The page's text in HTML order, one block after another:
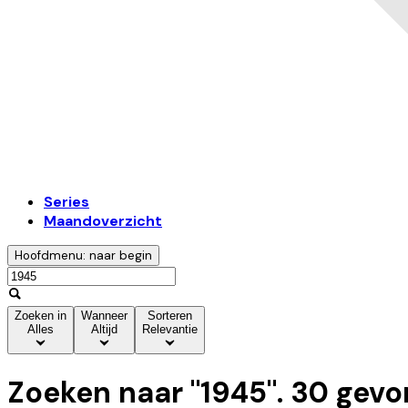
Series
Maandoverzicht
Hoofdmenu: naar begin
Zoeken in
Alles
Wanneer
Altijd
Sorteren
Relevantie
Zoeken naar "1945". 30